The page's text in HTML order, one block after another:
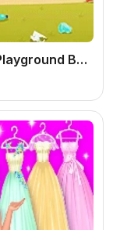
Puppy Playground Builder